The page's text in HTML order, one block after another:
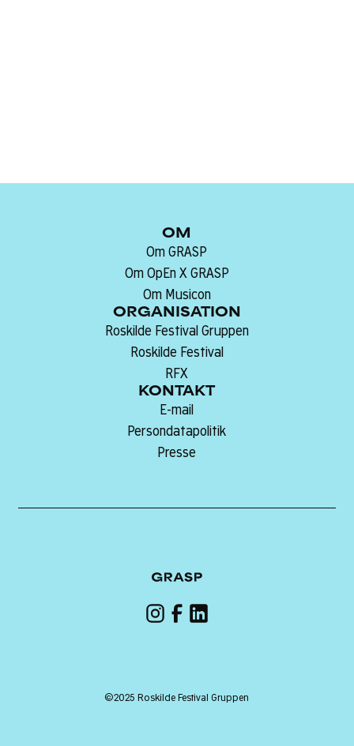
OM
Om GRASP
Om OpEn X GRASP
Om Musicon
ORGANISATION
Roskilde Festival Gruppen
Roskilde Festival
RFX
KONTAKT
E-mail
Persondatapolitik
Presse
©2025 Roskilde Festival Gruppen